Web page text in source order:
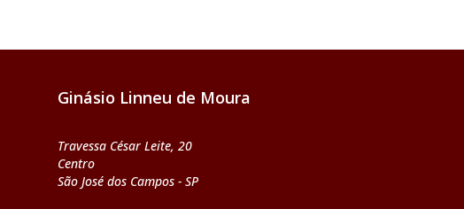
Ginásio Linneu de Moura
Travessa César Leite, 20
Centro
São José dos Campos - SP